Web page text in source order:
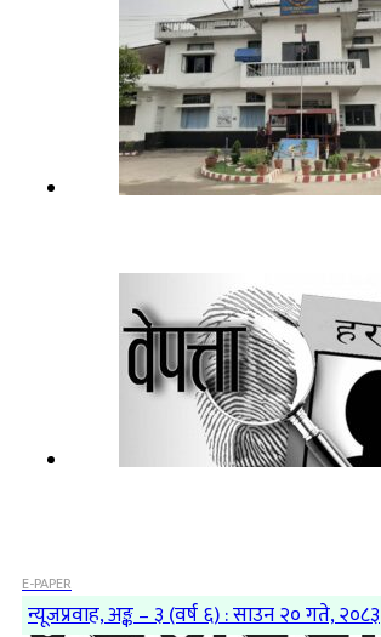
E-PAPER
न्यूजप्रवाह, अङ्क – ३ (वर्ष ६) : साउन २० गते, २०८३